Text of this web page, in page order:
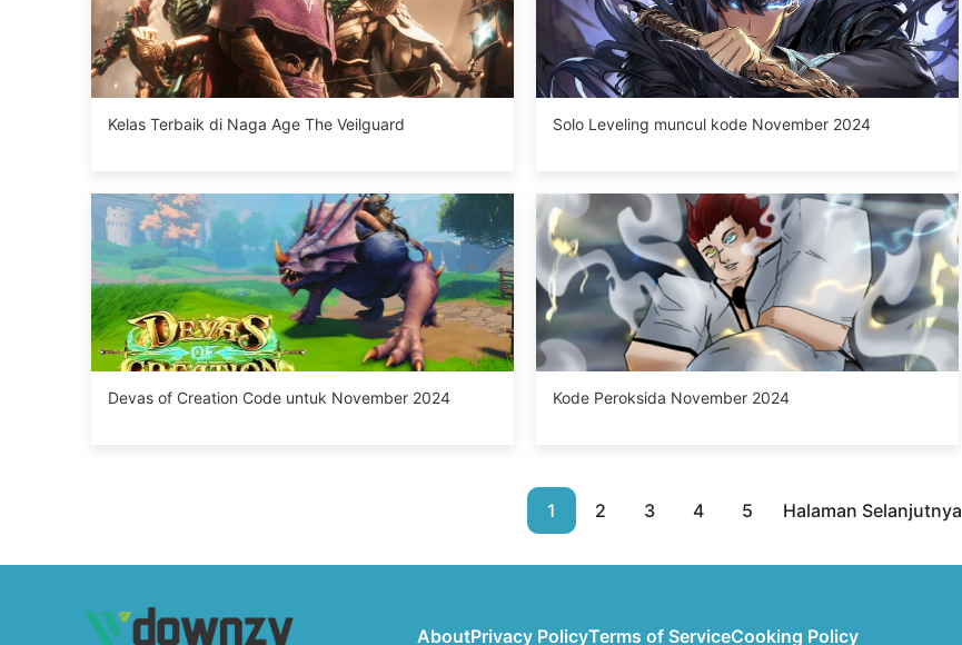
Kelas Terbaik di Naga Age The Veilguard Solo Leveling muncul kode November 2024
Devas of Creation Code untuk November 2024 Kode Peroksida November 2024
1 2 3 4 5 Halaman Selanjutnya
AboutPrivacy PolicyTerms of ServiceCooking Policy